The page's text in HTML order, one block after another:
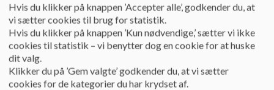
• H.C. Andersen Børne- og Ungehospital, 3 lærere.
• Børne- og Unge psykiatri, 4 lærere.
Hospitalsundervisningen er for indlagte børn og unge i 0.kl-
9. klasse.
Hvis du klikker på knappen ’Accepter alle’, godkender du, at
vi sætter cookies til brug for statistik.
Hvis du klikker på knappen ’Kun nødvendige,’ sætter vi ikke
cookies til statistik – vi benytter dog en cookie for at huske
dit valg.
Klikker du på ’Gem valgte’ godkender du, at vi sætter
cookies for de kategorier du har krydset af.